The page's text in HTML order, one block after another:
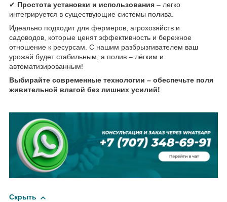
✔ Простота установки и использования – легко
интегрируется в существующие системы полива.
Идеально подходит для фермеров, агрохозяйств и
садоводов, которые ценят эффективность и бережное
отношение к ресурсам. С нашим разбрызгивателем ваш
урожай будет стабильным, а полив – лёгким и
автоматизированным!
Выбирайте современные технологии – обеспечьте поля
живительной влагой без лишних усилий!
Скрыть